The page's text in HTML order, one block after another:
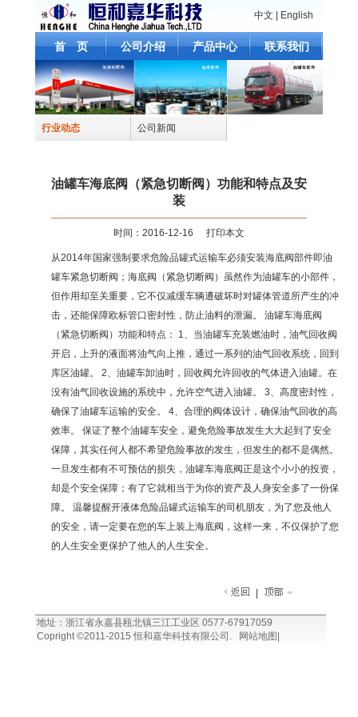
中文 English
首 页 公司介绍 产品中心 联系我们
行业动态 公司新闻
油罐车海底阀（紧急切断阀）功能和特点及安
装
时间：2016-12-16 打印本文
从2014年国家强制要求危险品罐式运输车必须安装海底阀部件即油
罐车紧急切断阀；海底阀（紧急切断阀）虽然作为油罐车的小部件，
但作用却至关重要，它不仅减缓车辆遭破坏时对罐体管道所产生的冲
击，还能保障欧标管口密封性，防止油料的泄漏。 油罐车海底阀
（紧急切断阀）功能和特点： 1、当油罐车充装燃油时，油气回收阀
开启，上升的液面将油气向上推，通过一系列的油气回收系统，回到
库区油罐。 2、油罐车卸油时，回收阀允许回收的气体进入油罐。在
没有油气回收设施的系统中，允许空气进入油罐。 3、高度密封性，
确保了油罐车运输的安全。 4、合理的阀体设计，确保油气回收的高
效率。 保证了整个油罐车安全，避免危险事故发生大大起到了安全
保障，其实任何人都不希望危险事故的发生，但发生的都不是偶然。
一旦发生都有不可预估的损失，油罐车海底阀正是这个小小的投资，
却是个安全保障；有了它就相当于为你的资产及人身安全多了一份保
障。 温馨提醒开液体危险品罐式运输车的司机朋友，为了您及他人
的安全，请一定要在您的车上装上海底阀，这样一来，不仅保护了您
的人生安全更保护了他人的人生安全。
地址：浙江省永嘉县瓯北镇三江工业区 0577-67917059
Copright ©2011-2015 恒和嘉华科技有限公司.
网站地图|